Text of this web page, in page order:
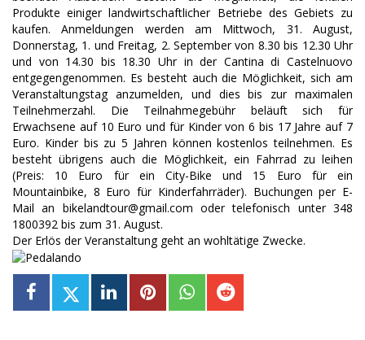
Produkte einiger landwirtschaftlicher Betriebe des Gebiets zu
kaufen. Anmeldungen werden am Mittwoch, 31. August,
Donnerstag, 1. und Freitag, 2. September von 8.30 bis 12.30 Uhr
und von 14.30 bis 18.30 Uhr in der Cantina di Castelnuovo
entgegengenommen. Es besteht auch die Möglichkeit, sich am
Veranstaltungstag anzumelden, und dies bis zur maximalen
Teilnehmerzahl. Die Teilnahmegebühr beläuft sich für
Erwachsene auf 10 Euro und für Kinder von 6 bis 17 Jahre auf 7
Euro. Kinder bis zu 5 Jahren können kostenlos teilnehmen. Es
besteht übrigens auch die Möglichkeit, ein Fahrrad zu leihen
(Preis: 10 Euro für ein City-Bike und 15 Euro für ein
Mountainbike, 8 Euro für Kinderfahrräder). Buchungen per E-
Mail an bikelandtour@gmail.com oder telefonisch unter 348
1800392 bis zum 31. August.
Der Erlös der Veranstaltung geht an wohltätige Zwecke.